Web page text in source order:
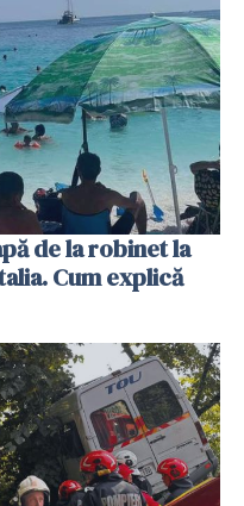
de la robinet la
Cum explică